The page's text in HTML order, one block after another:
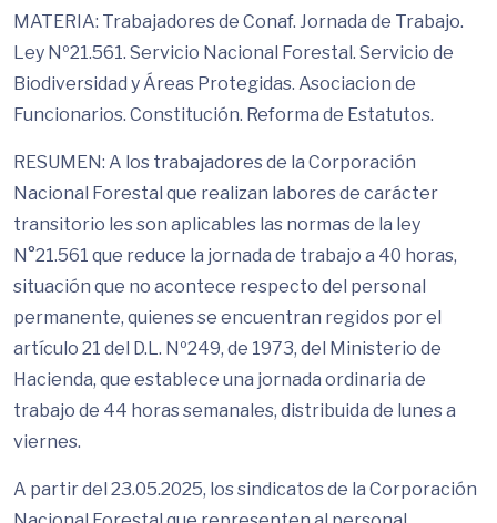
MATERIA: Trabajadores de Conaf. Jornada de Trabajo.
Ley Nº21.561. Servicio Nacional Forestal. Servicio de
Biodiversidad y Áreas Protegidas. Asociacion de
Funcionarios. Constitución. Reforma de Estatutos.
RESUMEN: A los trabajadores de la Corporación
Nacional Forestal que realizan labores de carácter
transitorio les son aplicables las normas de la ley
N°21.561 que reduce la jornada de trabajo a 40 horas,
situación que no acontece respecto del personal
permanente, quienes se encuentran regidos por el
artículo 21 del D.L. Nº249, de 1973, del Ministerio de
Hacienda, que establece una jornada ordinaria de
trabajo de 44 horas semanales, distribuida de lunes a
viernes.
A partir del 23.05.2025, los sindicatos de la Corporación